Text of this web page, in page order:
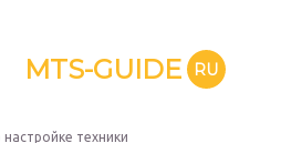
MTS-GUIDE RU
техники